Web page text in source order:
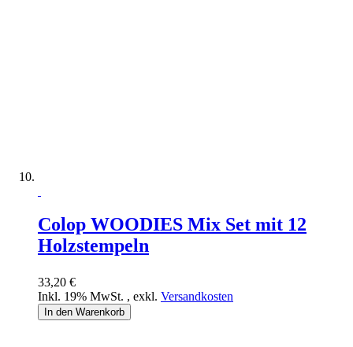
Colop WOODIES Mix Set mit 12
Holzstempeln
33,20 €
Inkl. 19% MwSt. , exkl. Versandkosten
In den Warenkorb